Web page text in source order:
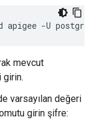
-U postgres
mevcut
girin.
varsayılan değeri
girin şifre: